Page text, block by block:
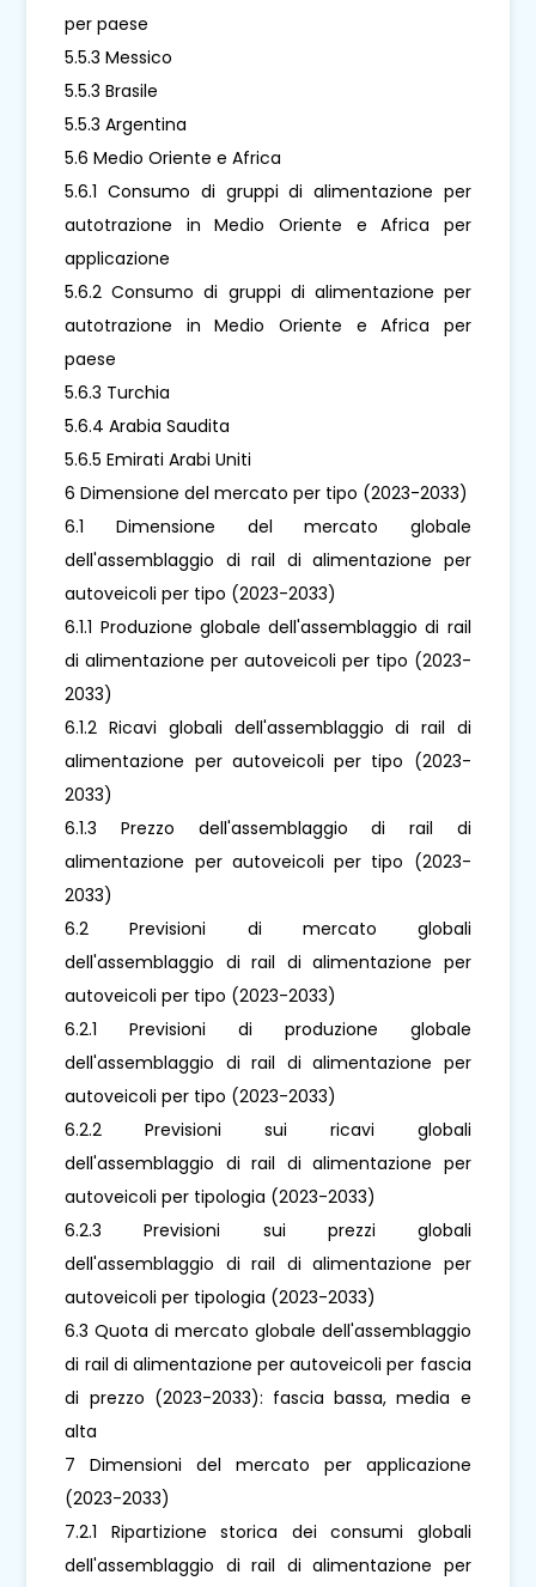
per paese
5.5.3 Messico
5.5.3 Brasile
5.5.3 Argentina
5.6 Medio Oriente e Africa
5.6.1 Consumo di gruppi di alimentazione per
autotrazione in Medio Oriente e Africa per
applicazione
5.6.2 Consumo di gruppi di alimentazione per
autotrazione in Medio Oriente e Africa per
paese
5.6.3 Turchia
5.6.4 Arabia Saudita
5.6.5 Emirati Arabi Uniti
6 Dimensione del mercato per tipo (2023-2033)
6.1 Dimensione del mercato globale
dell'assemblaggio di rail di alimentazione per
autoveicoli per tipo (2023-2033)
6.1.1 Produzione globale dell'assemblaggio di rail
di alimentazione per autoveicoli per tipo (2023-
2033)
6.1.2 Ricavi globali dell'assemblaggio di rail di
alimentazione per autoveicoli per tipo (2023-
2033)
6.1.3 Prezzo dell'assemblaggio di rail di
alimentazione per autoveicoli per tipo (2023-
2033)
6.2 Previsioni di mercato globali
dell'assemblaggio di rail di alimentazione per
autoveicoli per tipo (2023-2033)
6.2.1 Previsioni di produzione globale
dell'assemblaggio di rail di alimentazione per
autoveicoli per tipo (2023-2033)
6.2.2 Previsioni sui ricavi globali
dell'assemblaggio di rail di alimentazione per
autoveicoli per tipologia (2023-2033)
6.2.3 Previsioni sui prezzi globali
dell'assemblaggio di rail di alimentazione per
autoveicoli per tipologia (2023-2033)
6.3 Quota di mercato globale dell'assemblaggio
di rail di alimentazione per autoveicoli per fascia
di prezzo (2023-2033): fascia bassa, media e
alta
7 Dimensioni del mercato per applicazione
(2023-2033)
7.2.1 Ripartizione storica dei consumi globali
dell'assemblaggio di rail di alimentazione per